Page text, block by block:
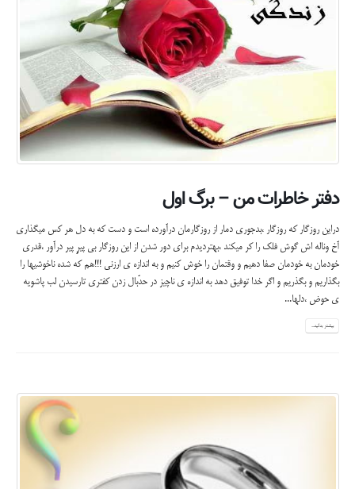
دفتر خاطرات من – برگ اول
دراین روزگار که روزگار ،بدجوری دمار از روزگارمان درآورده است و دست که به دل هر کس میگذاری
آخ وناله اش گوش فلک را کر میکند ،بهتردیدم برای دور شدن از این روزگار بی پیرِِ پیر درآور ،قدری
خودمان به خودمان صفا دهیم و وقتمان را خوش کنیم و به اندازه ی ارزنی !!!هم که شده ناخوشیها را
بگذاریم و بگذریم و اگر خدا توفیق دهد به اندازه ی ناچیز در حدّبال زدن کفتری تارسیدن لب پاشویه
ی حوض ،دلها...
بیشتر بدانید...